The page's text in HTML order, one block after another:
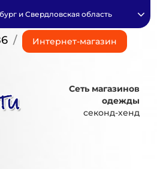
/ Интернет-магазин
и Свердловская область
Сеть магазинов
одежды
секонд-хенд